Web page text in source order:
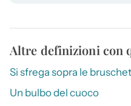
Altre definizioni con
Si sfrega sopra le
Un bulbo del cuoco